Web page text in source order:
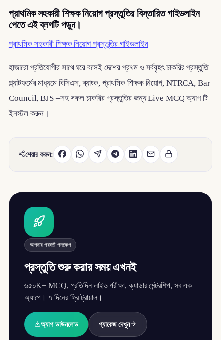
প্রাথমিক সহকারী শিক্ষক নিয়োগ প্রস্তুতির বিস্তারিত গাইডলাইন
পেতে এই ব্লগটি পড়ুন।
প্রাথমিক সহকারী শিক্ষক নিয়োগ প্রস্তুতির গাইডলাইন
হাজারো প্রতিযোগীর সাথে ঘরে বসেই দেশের প্রথম ও সর্ববৃহৎ চাকরির প্রস্তুতি
প্ল্যাটফর্মের মাধ্যমে বিসিএস, ব্যাংক, প্রাথমিক শিক্ষক নিয়োগ, NTRCA, Bar
Council, BJS –সহ সকল চাকরির প্রস্তুতির জন্য Live MCQ অ্যাপ টি
ইনস্টল করুন।
শেয়ার করুন:
আপনার পরবর্তী পদক্ষেপ
প্রস্তুতি শুরু করার সময় এখনই
৬৫০K+ MCQ, প্রতিদিন লাইভ পরীক্ষা, ক্যাডার মেন্টরশিপ, সব এক
অ্যাপে। ৭ দিনের ফ্রি ট্রায়াল।
অ্যাপ ডাউনলোড প্যাকেজ দেখুন